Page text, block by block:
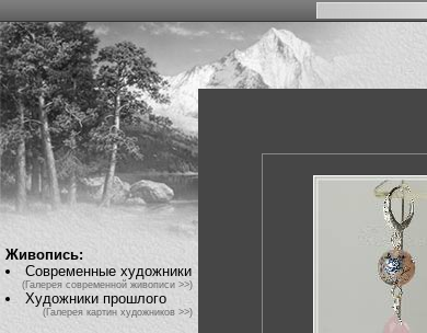
Живопись:
Современные художники
(Галерея современной живописи >>)
Художники прошлого
(Галерея картин художников >>)